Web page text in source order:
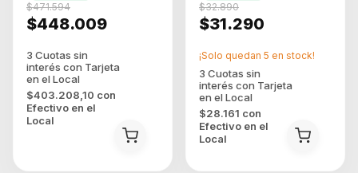
$448.009
$471.594
$403.208,10 con
Efectivo en el
Local
$31.290
$32.890
$28.161 con
Efectivo en el
Local
¡Solo quedan 5 en stock!